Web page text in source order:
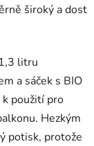
široký a dost
litru
a sáček s BIO
k použití pro
Hezkým
potisk, protože